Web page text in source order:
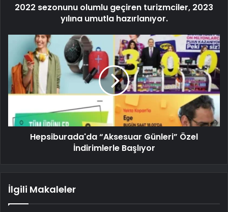
2022 sezonunu olumlu geçiren turizmciler, 2023
yılına umutla hazırlanıyor.
Hepsiburada'da “Aksesuar Günleri” Özel
İndirimlerle Başlıyor
İlgili Makaleler